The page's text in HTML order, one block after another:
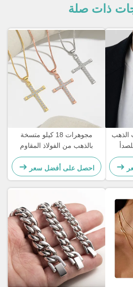
ذات صلة
18 كارت الذهب
مجوهرات 18 كيلو متسخة
بالذهب من الفولاذ المقاوم
للصدأ مجوهرات امرأة
احصل على أفضل سعر